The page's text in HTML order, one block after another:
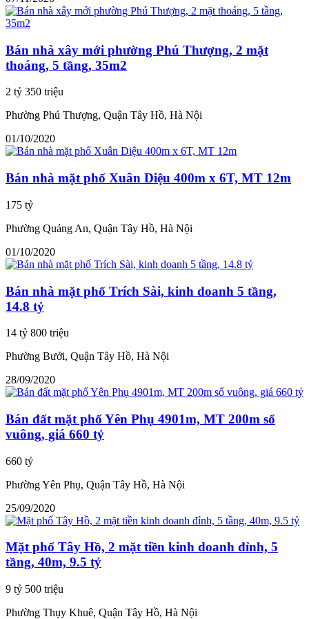
Bán nhà xây mới phường Phú Thượng, 2 mặt
thoáng, 5 tầng, 35m2
2 tỷ 350 triệu
Phường Phú Thượng, Quận Tây Hồ, Hà Nội
01/10/2020
Bán nhà mặt phố Xuân Diệu 400m x 6T, MT 12m
175 tỷ
Phường Quảng An, Quận Tây Hồ, Hà Nội
01/10/2020
Bán nhà mặt phố Trích Sài, kinh doanh 5 tầng,
14.8 tỷ
14 tỷ 800 triệu
Phường Bưởi, Quận Tây Hồ, Hà Nội
28/09/2020
Bán đất mặt phố Yên Phụ 4901m, MT 200m sổ
vuông, giá 660 tỷ
660 tỷ
Phường Yên Phụ, Quận Tây Hồ, Hà Nội
25/09/2020
Mặt phố Tây Hồ, 2 mặt tiền kinh doanh đỉnh, 5
tầng, 40m, 9.5 tỷ
9 tỷ 500 triệu
Phường Thụy Khuê, Quận Tây Hồ, Hà Nội